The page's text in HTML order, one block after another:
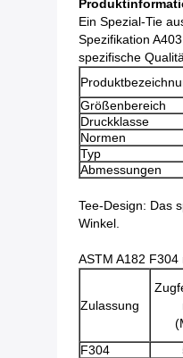
Ein Spezial-Tie
Spezifikation
spezifische
Größenbereich
Druckklasse
Normen
Typ
Abmessungen
Tee-Design: Das
Winkel.
ASTM A182
Zulassung
F304